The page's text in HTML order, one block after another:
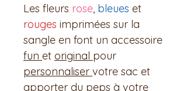
Les fleurs rose, bleues et
rouges imprimées sur la
sangle en font un accessoire
fun et original pour
personnaliser votre sac et
apporter du peps à votre